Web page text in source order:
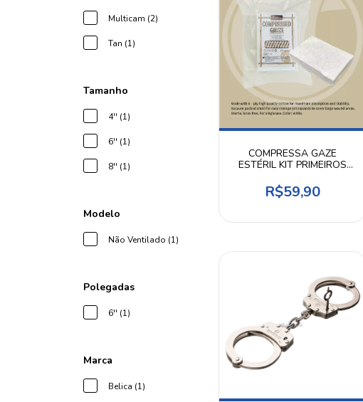
Multicam (2)
Tan (1)
Tamanho
4'' (1)
6'' (1)
8'' (1)
Modelo
Não Ventilado (1)
Polegadas
6'' (1)
Marca
Belica (1)
COMPRESSA GAZE
ESTÉRIL KIT PRIMEIROS
RESCUE
R$59,90